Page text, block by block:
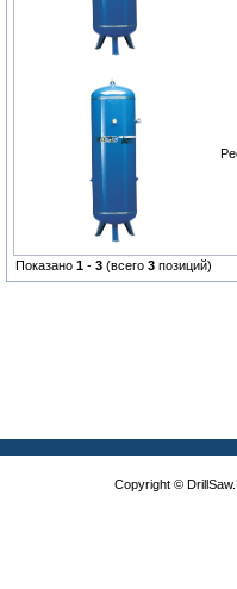
Показано 1 - 3 (всего 3 позиций)
Copyright ©